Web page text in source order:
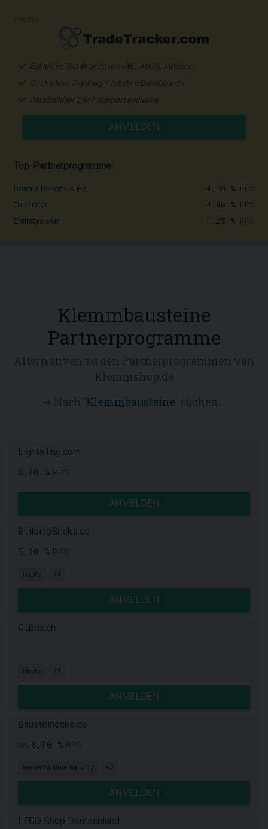
Exklusive Top Brands wie JBL, ASUS, Airfrance
Cookieless Tracking + intuitive Dashboards
Persönlicher 24/7 Support inklusive
ANMELDEN
Top-Partnerprogramme:
Dormio Resorts & Ho... 4,00 %
Topdrinks 4,90 %
Emirates.com 1,25 %
Klemmbausteine
Partnerprogramme
Klemmbausteine
Lightailing.com
8,00 %
ANMELDEN
BuildingBricks.de
5,00 %
Hobby +1
ANMELDEN
Gubrix.ch
Hobby +1
ANMELDEN
Bausteinecke.de
8,00 %
Freizeit & Unterhaltung +3
ANMELDEN
LEGO Shop Deutschland